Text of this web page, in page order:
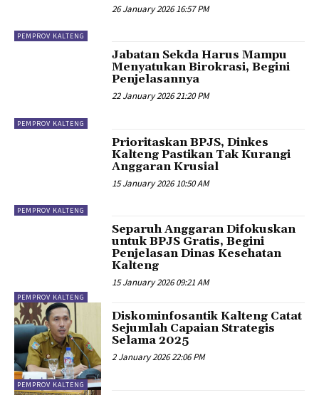
PEMPROV KALTENG
26 January 2026 16:57 PM
PEMPROV KALTENG
Jabatan Sekda Harus Mampu
Menyatukan Birokrasi, Begini
Penjelasannya
22 January 2026 21:20 PM
PEMPROV KALTENG
Prioritaskan BPJS, Dinkes
Kalteng Pastikan Tak Kurangi
Anggaran Krusial
15 January 2026 10:50 AM
PEMPROV KALTENG
Separuh Anggaran Difokuskan
untuk BPJS Gratis, Begini
Penjelasan Dinas Kesehatan
Kalteng
15 January 2026 09:21 AM
PEMPROV KALTENG
Diskominfosantik Kalteng Catat
Sejumlah Capaian Strategis
Selama 2025
2 January 2026 22:06 PM